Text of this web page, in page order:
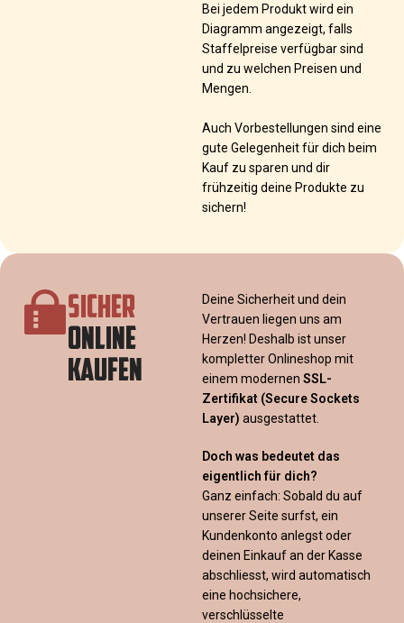
Bei jedem Produkt wird ein
Diagramm angezeigt, falls
Staffelpreise verfügbar sind
und zu welchen Preisen und
Mengen.
Auch Vorbestellungen sind eine
gute Gelegenheit für dich beim
Kauf zu sparen und dir
frühzeitig deine Produkte zu
sichern!
SICHER
ONLINE
KAUFEN
Deine Sicherheit und dein
Vertrauen liegen uns am
Herzen! Deshalb ist unser
kompletter Onlineshop mit
einem modernen SSL-
Zertifikat (Secure Sockets
Layer) ausgestattet.
Doch was bedeutet das
eigentlich für dich?
Ganz einfach: Sobald du auf
unserer Seite surfst, ein
Kundenkonto anlegst oder
deinen Einkauf an der Kasse
abschliesst, wird automatisch
eine hochsichere,
verschlüsselte